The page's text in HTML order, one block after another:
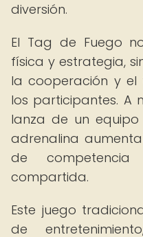
diversión.
El Tag de Fuego
física y estrategia,
la cooperación y
los participantes. A
lanza de un
adrenalina
de
compartida.
Este juego
de